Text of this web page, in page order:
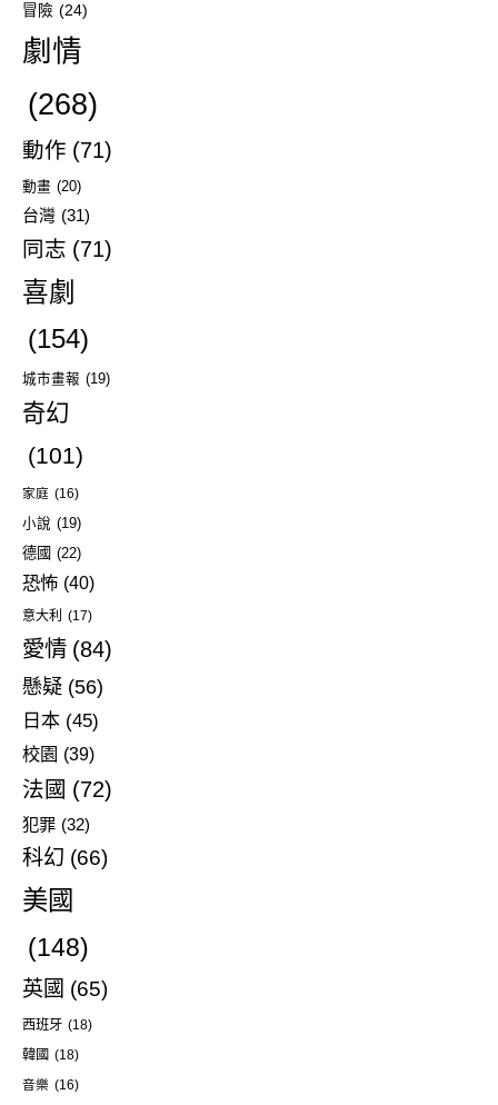
冒險 (24)
劇情
(268)
動作 (71)
動畫 (20)
台灣 (31)
同志 (71)
喜劇
(154)
城市畫報 (19)
奇幻
(101)
家庭 (16)
小說 (19)
德國 (22)
恐怖 (40)
意大利 (17)
愛情 (84)
懸疑 (56)
日本 (45)
校園 (39)
法國 (72)
犯罪 (32)
科幻 (66)
美國
(148)
英國 (65)
西班牙 (18)
韓國 (18)
音樂 (16)